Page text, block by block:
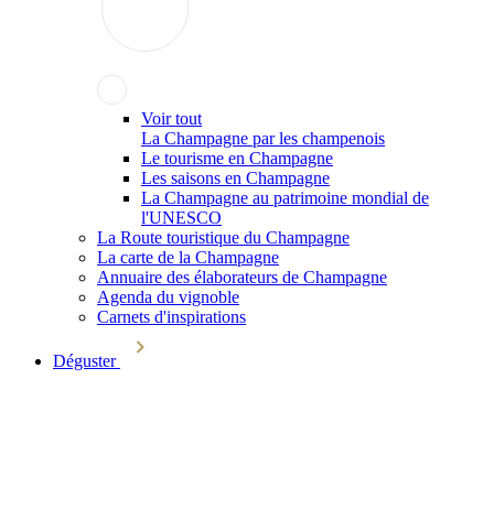
Voir tout
La Champagne par les champenois
Le tourisme en Champagne
Les saisons en Champagne
La Champagne au patrimoine mondial de
l'UNESCO
La Route touristique du Champagne
La carte de la Champagne
Annuaire des élaborateurs de Champagne
Agenda du vignoble
Carnets d'inspirations
Déguster